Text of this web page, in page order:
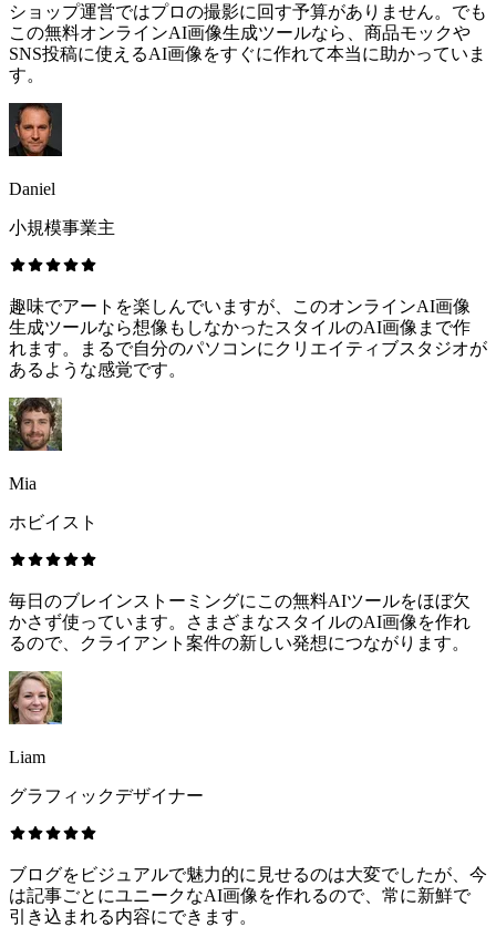
ショップ運営ではプロの撮影に回す予算がありません。でも
この無料オンラインAI画像生成ツールなら、商品モックや
SNS投稿に使えるAI画像をすぐに作れて本当に助かっていま
す。
Daniel
小規模事業主
趣味でアートを楽しんでいますが、このオンラインAI画像
生成ツールなら想像もしなかったスタイルのAI画像まで作
れます。まるで自分のパソコンにクリエイティブスタジオが
あるような感覚です。
Mia
ホビイスト
毎日のブレインストーミングにこの無料AIツールをほぼ欠
かさず使っています。さまざまなスタイルのAI画像を作れ
るので、クライアント案件の新しい発想につながります。
Liam
グラフィックデザイナー
ブログをビジュアルで魅力的に見せるのは大変でしたが、今
は記事ごとにユニークなAI画像を作れるので、常に新鮮で
引き込まれる内容にできます。